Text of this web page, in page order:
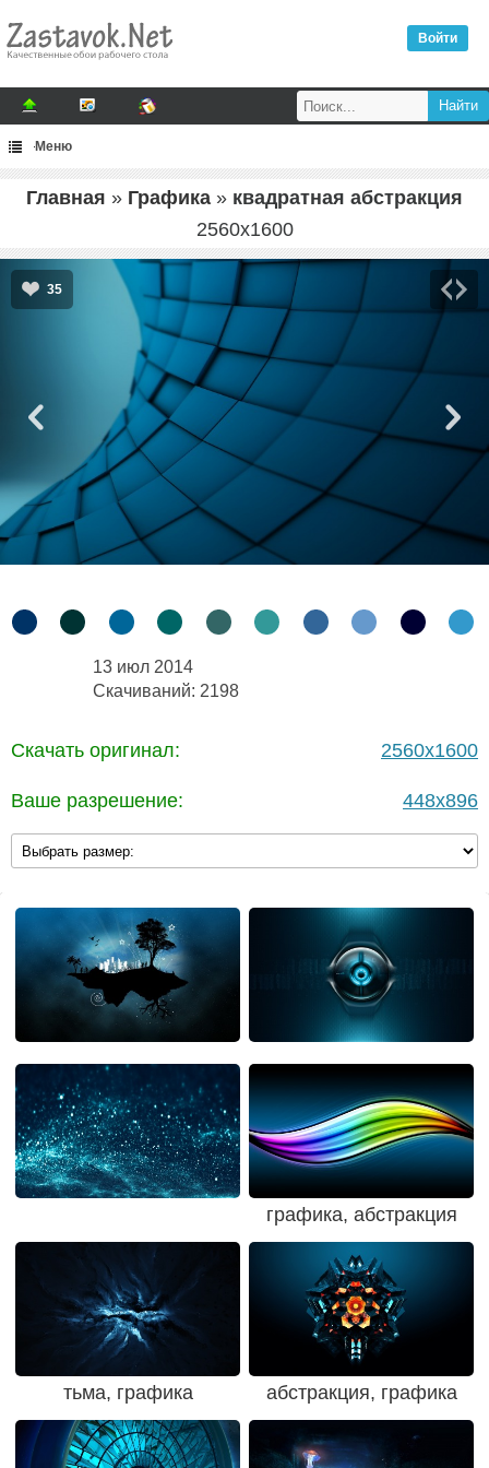
Войти
Меню
Главная » Графика » квадратная абстракция
2560x1600
35
13 июл 2014
Скачиваний: 2198
Скачать оригинал: 2560x1600
Ваше разрешение: 448x896
графика, абстракция
тьма, графика абстракция, графика